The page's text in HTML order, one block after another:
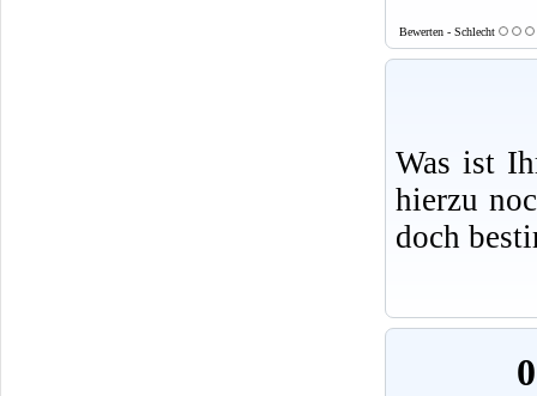
Bewerten - Schlecht
Was ist
hierzu
doch